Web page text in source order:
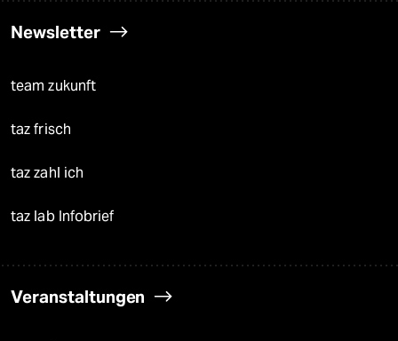
Newsletter
team zukunft
taz frisch
taz zahl ich
taz lab Infobrief
Veranstaltungen